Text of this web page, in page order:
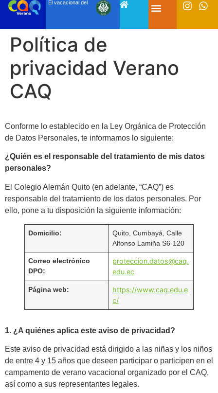
El vacacional del
Política de
privacidad Verano
CAQ
Conforme lo establecido en la Ley Orgánica de Protección
de Datos Personales, te informamos lo siguiente:
¿Quién es el responsable del tratamiento de mis datos
personales?
El Colegio Alemán Quito (en adelante, “CAQ”) es
responsable del tratamiento de los datos personales. Por
ello, pone a tu disposición la siguiente información:
Domicilio:
Quito, Cumbayá, Calle
Alfonso Lamiña S6-120
Correo electrónico
DPO:
proteccion.datos@caq.
edu.ec
Página web:
https://www.caq.edu.e
c/
1. ¿A quiénes aplica este aviso de privacidad?
Este aviso de privacidad está dirigido a las niñas y los niños
de entre 4 y 15 años que deseen participar o participen en el
campamento de verano vacacional organizado por el CAQ,
así como a sus representantes legales.